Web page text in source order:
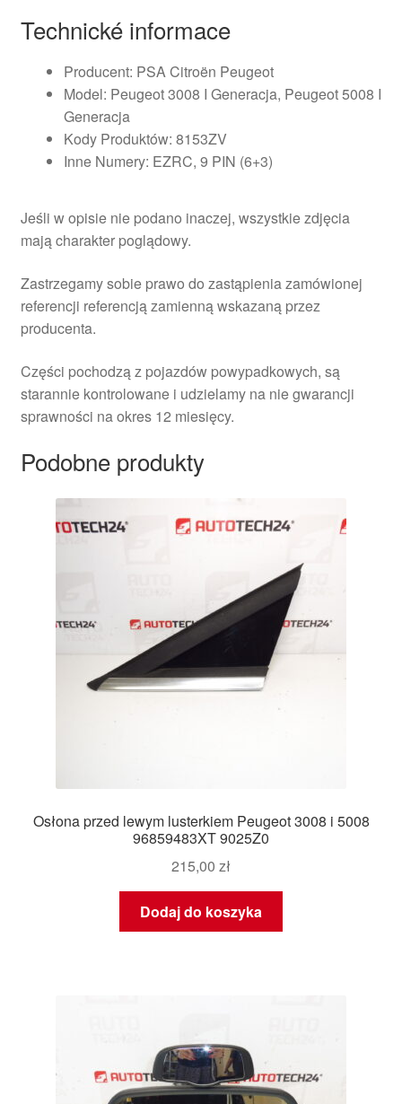
Technické informace
Producent: PSA Citroën Peugeot
Model: Peugeot 3008 I Generacja, Peugeot 5008 I
Generacja
Kody Produktów: 8153ZV
Inne Numery: EZRC, 9 PIN (6+3)
Jeśli w opisie nie podano inaczej, wszystkie zdjęcia
mają charakter poglądowy.
Zastrzegamy sobie prawo do zastąpienia zamówionej
referencji referencją zamienną wskazaną przez
producenta.
Części pochodzą z pojazdów powypadkowych, są
starannie kontrolowane i udzielamy na nie gwarancji
sprawności na okres 12 miesięcy.
Podobne produkty
Osłona przed lewym lusterkiem Peugeot 3008 i 5008
96859483XT 9025Z0
215,00 zł
Dodaj do koszyka